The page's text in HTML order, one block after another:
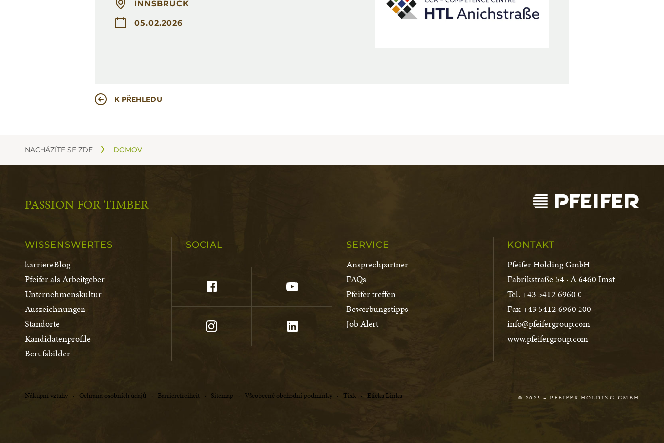
INNSBRUCK
05.02.2026
K PŘEHLEDU
NACHÁZÍTE SE ZDE DOMOV
PASSION FOR TIMBER
WISSENSWERTES
karriereBlog
Pfeifer als Arbeitgeber
Unternehmenskultur
Auszeichnungen
Standorte
Kandidatenprofile
Berufsbilder
SOCIAL SERVICE
Ansprechpartner
FAQs
Pfeifer treffen
Bewerbungstipps
Job Alert
KONTAKT
Pfeifer Holding GmbH
Fabrikstraße 54 · A-6460 Imst
Tel. +43 5412 6960 0
Fax +43 5412 6960 200
info@pfeifergroup.com
www.pfeifergroup.com
Nákupní vztahy Ochrana osobních údajů Barrierefreiheit Sitemap Všeobecné obchodní podmínky Tisk Eticka Linka © 2025 – PFEIFER HOLDING GMBH